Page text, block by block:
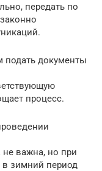
передать по
документы
процесс.
не важна, но при
зимний период